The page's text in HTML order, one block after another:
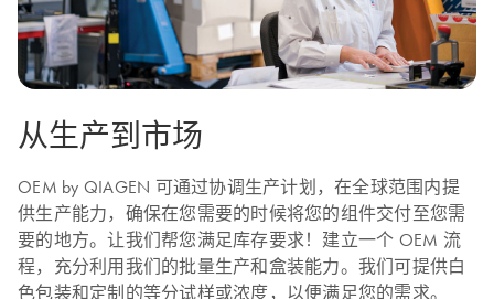
从生产到市场
OEM by QIAGEN 可通过协调生产计划，在全球范围内提
供生产能力，确保在您需要的时候将您的组件交付至您需
要的地方。让我们帮您满足库存要求！建立一个 OEM 流
程，充分利用我们的批量生产和盒装能力。我们可提供白
色包装和定制的等分试样或浓度，以便满足您的需求。